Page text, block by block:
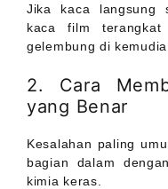
Jika kaca langsung
kaca film
gelembung di
2. Cara
yang Benar
Kesalahan paling
bagian dalam
kimia keras.